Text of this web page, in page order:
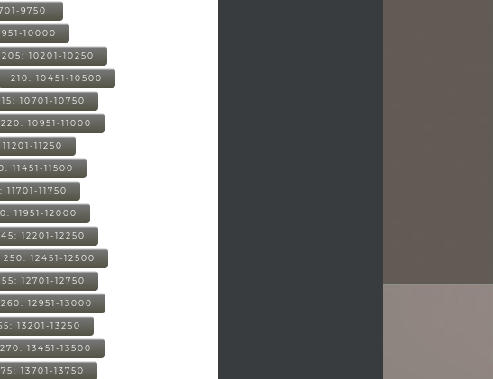
9750
10000
205: 10201-10250
210: 10451-10500
10701-10750
220: 10951-11000
11250
11451-11500
11701-11750
11951-12000
12201-12250
250: 12451-12500
12701-12750
260: 12951-13000
13201-13250
270: 13451-13500
13701-13750